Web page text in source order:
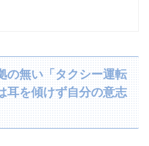
の無い「タクシー運転
耳を傾けず自分の意志